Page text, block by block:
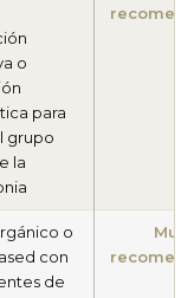
o
para
grupo
la
o
con
de
Muy